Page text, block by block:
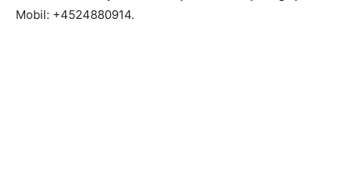
Mobil: +4524880914.